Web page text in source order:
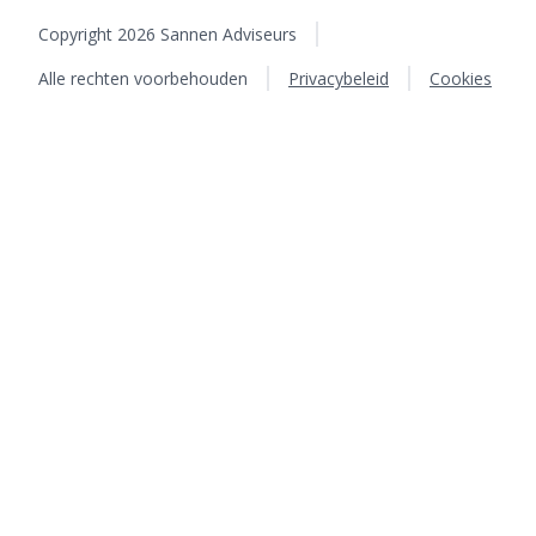
Copyright 2026 Sannen Adviseurs
Alle rechten voorbehouden
Privacybeleid Cookies